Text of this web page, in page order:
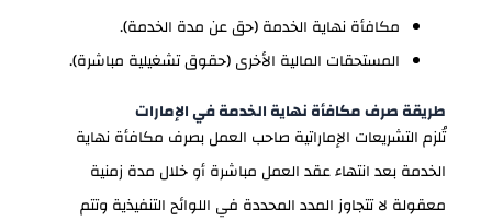
مكافأة نهاية الخدمة (حق عن مدة الخدمة).
المستحقات المالية الأخرى (حقوق تشغيلية مباشرة).
طريقة صرف مكافأة نهاية الخدمة في الإمارات
تُلزم التشريعات الإماراتية صاحب العمل بصرف مكافأة نهاية
الخدمة بعد انتهاء عقد العمل مباشرة أو خلال مدة زمنية
معقولة لا تتجاوز المدد المحددة في اللوائح التنفيذية وتتم